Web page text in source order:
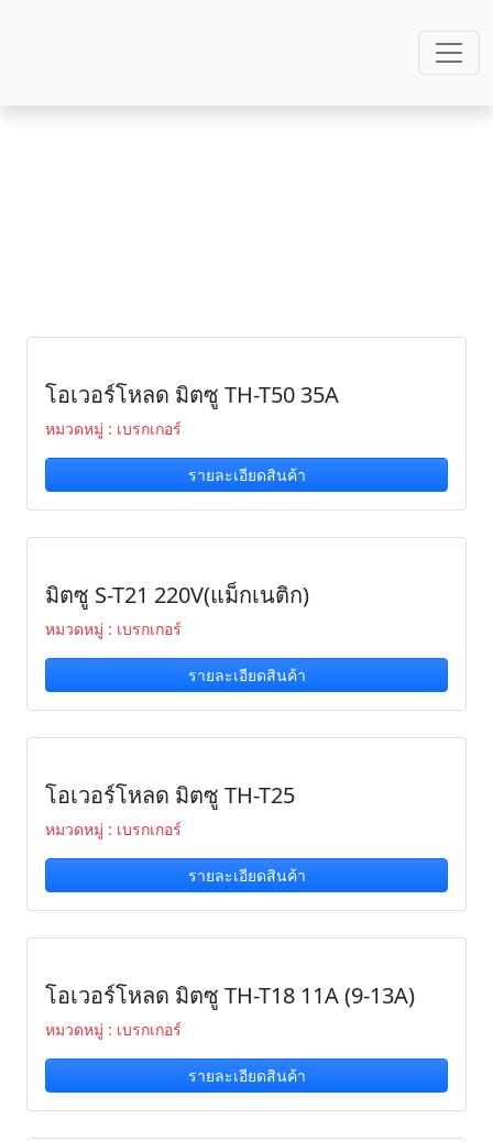
โอเวอร์โหลด มิตซู TH-T50 35A
หมวดหมู่ : เบรกเกอร์
รายละเอียดสินค้า
มิตซู S-T21 220V(แม็กเนติก)
หมวดหมู่ : เบรกเกอร์
รายละเอียดสินค้า
โอเวอร์โหลด มิตซู TH-T25
หมวดหมู่ : เบรกเกอร์
รายละเอียดสินค้า
โอเวอร์โหลด มิตซู TH-T18 11A (9-13A)
หมวดหมู่ : เบรกเกอร์
รายละเอียดสินค้า